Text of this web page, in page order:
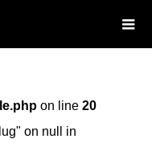
on line 20
on null in